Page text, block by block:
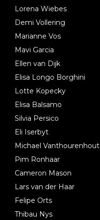
Lorena Wiebes
Demi Vollering
Marianne Vos
Mavi Garcia
Ellen van Dijk
Elisa Longo Borghini
Lotte Kopecky
Elisa Balsamo
Silvia Persico
Eli Iserbyt
Michael Vanthourenhout
Pim Ronhaar
Cameron Mason
Lars van der Haar
Felipe Orts
Thibau Nys